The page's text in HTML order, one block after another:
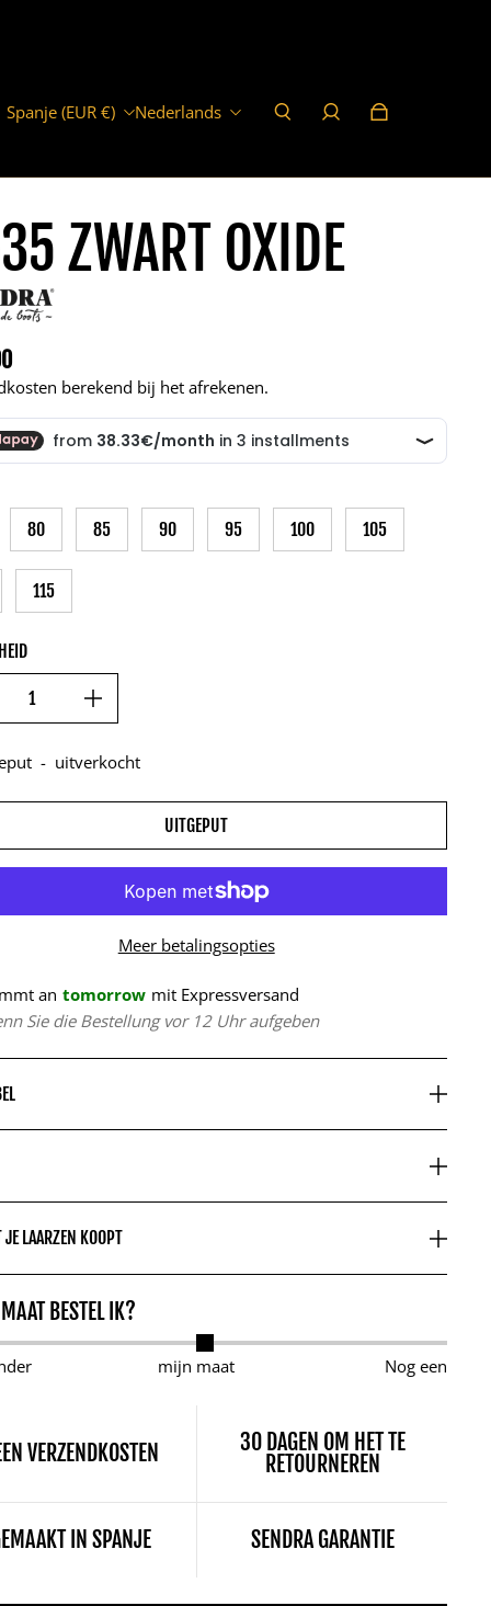
Spanje (EUR €) Nederlands
ZWART OXIDE
prijs
berekend bij het afrekenen.
80 85 90 95 100 105
115
- uitverkocht
UITGEPUT
Meer betalingsopties
an tomorrow mit Expressversand
Sie die Bestellung vor 12 Uhr aufgeben
JE LAARZEN KOOPT
BESTEL IK?
mijn maat Nog een
VERZENDKOSTEN
30 DAGEN OM HET TE
RETOURNEREN
IN SPANJE SENDRA GARANTIE